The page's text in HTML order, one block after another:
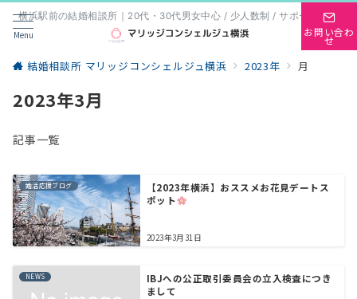
Menu
横浜駅前の結婚相談所｜20代・30代男女中心 / 少人数制 / サポート重視
お問い合わ
せ
結婚相談所 マリッジコンシェルジュ横浜 2023年 月
2023年3月
記事一覧
婚活応援ブログ
【2023年横浜】おススメお花見デートス
ポット
2023年3月31日
NEWS
IBJへの公正取引委員会の立入検査につき
まして